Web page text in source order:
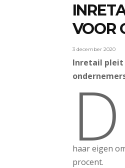
VOOR
3 december 2020
Inretail pleit
D
haar eigen
procent.